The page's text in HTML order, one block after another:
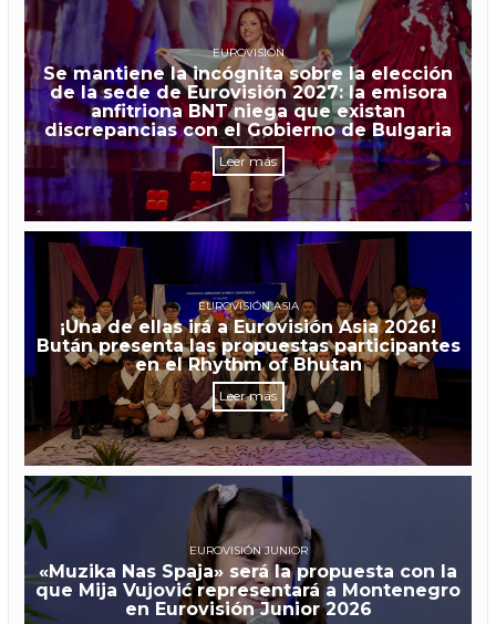
EUROVISIÓN
Se mantiene la incógnita sobre la elección
de la sede de Eurovisión 2027: la emisora
anfitriona BNT niega que existan
discrepancias con el Gobierno de Bulgaria
Leer más
EUROVISIÓN ASIA
¡Una de ellas irá a Eurovisión Asia 2026!
Bután presenta las propuestas participantes
en el Rhythm of Bhutan
Leer más
EUROVISIÓN JUNIOR
«Muzika Nas Spaja» será la propuesta con la
que Mija Vujović representará a Montenegro
en Eurovisión Junior 2026